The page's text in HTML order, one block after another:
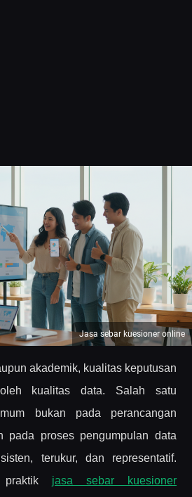
Jasa sebar kuesioner online
akademik, kualitas keputusan
kualitas data. Salah satu
bukan pada perancangan
pada proses pengumpulan data
terukur, dan representatif.
jasa sebar kuesioner